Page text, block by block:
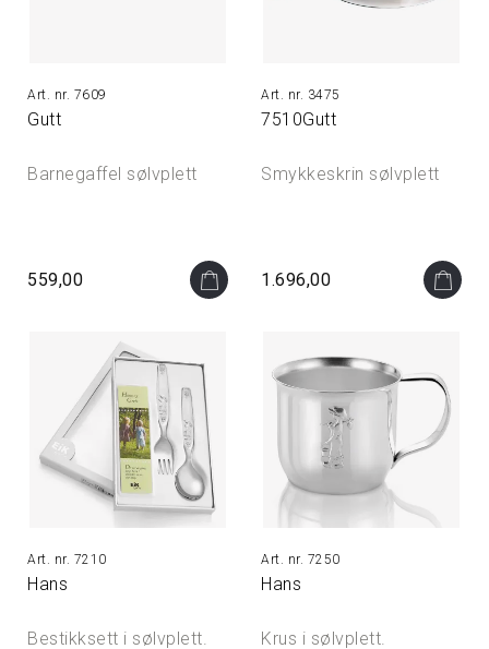
7609
Gutt
Barnegaffel sølvplett
559,00
3475
7510Gutt
Smykkeskrin sølvplett
1.696,00
7210
Hans
Bestikksett i sølvplett.
7250
Hans
Krus i sølvplett.